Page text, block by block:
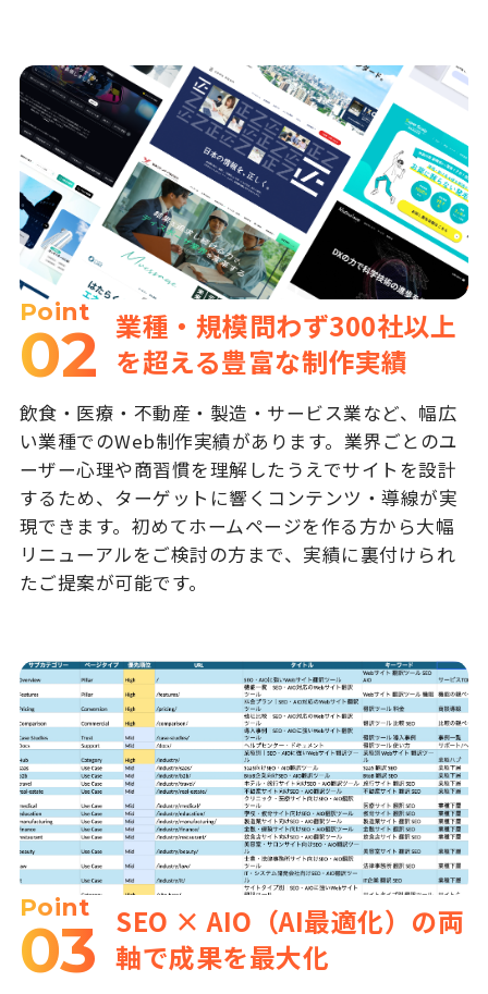
Point
02 業種・規模問わず300社以上
を超える豊富な制作実績
飲食・医療・不動産・製造・サービス業など、幅広
い業種でのWeb制作実績があります。業界ごとのユ
ーザー心理や商習慣を理解したうえでサイトを設計
するため、ターゲットに響くコンテンツ・導線が実
現できます。初めてホームページを作る方から大幅
リニューアルをご検討の方まで、実績に裏付けられ
たご提案が可能です。
Point
03 SEO × AIO（AI最適化）の両
軸で成果を最大化